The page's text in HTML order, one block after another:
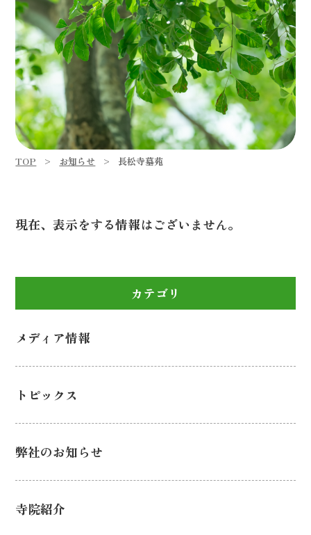
TOP お知らせ 長松寺墓苑
現在、表示をする情報はございません。
カテゴリ
メディア情報
トピックス
弊社のお知らせ
寺院紹介